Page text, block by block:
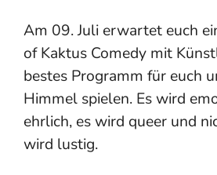
Am 09. Juli erwartet euch
of Kaktus Comedy mit
bestes Programm für euch
Himmel spielen. Es wird
ehrlich, es wird queer und
wird lustig.